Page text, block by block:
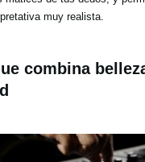
muy realista.
combina